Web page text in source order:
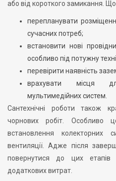
або від короткого замикання.
перепланувати
сучасних потреб;
встановити нові
особливо під потужну
перевірити наявність
врахувати місця
мультимедійних систем.
Сантехнічні роботи також
чорнових робіт. Особливо
встановлення колекторних
вентиляції. Адже після
повернутися до цих
додаткових витрат.